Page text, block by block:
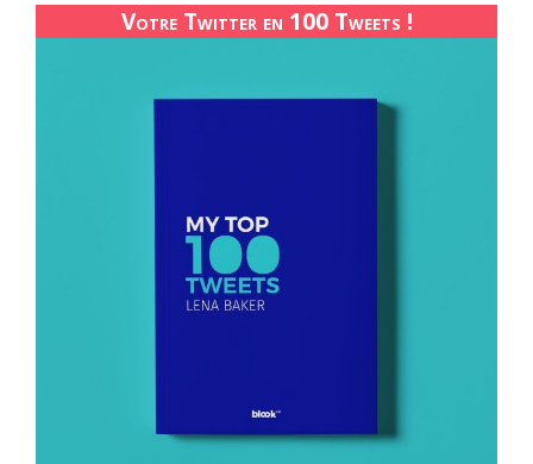
Votre Twitter en 100 Tweets !